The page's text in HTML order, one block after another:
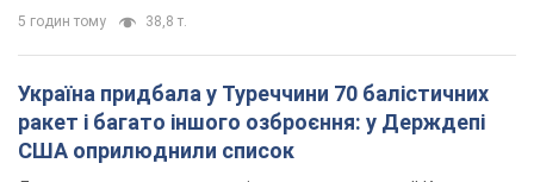
5 годин тому 38,8 т.
Україна придбала у Туреччини 70 балістичних
ракет і багато іншого озброєння: у Держдепі
США оприлюднили список